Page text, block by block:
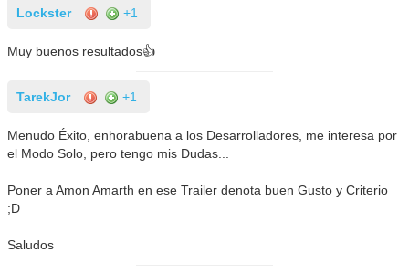
Lockster +1
Muy buenos resultados👍
TarekJor +1
Menudo Éxito, enhorabuena a los Desarrolladores, me interesa por
el Modo Solo, pero tengo mis Dudas...
Poner a Amon Amarth en ese Trailer denota buen Gusto y Criterio
;D
Saludos